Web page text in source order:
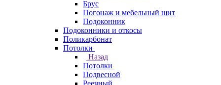
Брус
Погонаж и мебельный щит
Подоконник
Подоконники и откосы
Поликарбонат
Потолки
Назад
Потолки
Подвесной
Реечный